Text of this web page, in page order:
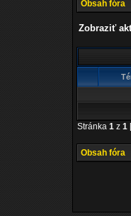
Obsah fóra
Zobraziť
Stránka 1 z 1
Obsah fóra